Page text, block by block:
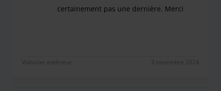
certainement pas une dernière. Merci
Voiturier extérieur 3 novembre 2024